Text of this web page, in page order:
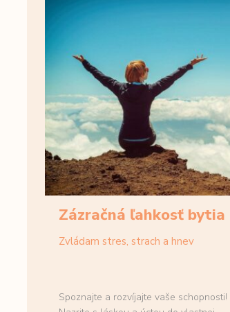
Zázračná ľahkosť bytia
Zvládam stres, strach a hnev
Spoznajte a rozvíjajte vaše schopnosti!